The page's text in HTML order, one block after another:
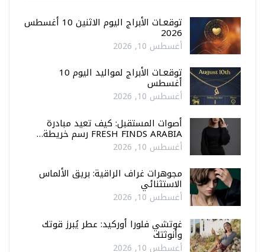
توقعـات الأبراج اليوم الاثنين 10 أغسطس
2026
أغسطس 10, 2026
توقعـات الأبراج لمواليد اليوم 10
أغسطس
أغسطس 10, 2026
أصوات المستقبل: كيف تعيد مبادرة
FRESH FINDS ARABIA رسم خريطة…
أغسطس 10, 2026
مجوهرات غراف الراقية: بريق الألماس
الاستثنائي
أغسطس 10, 2026
غوتشي فلورا أوركيد: عطر يُبرز قوتك
وأنوثتك
أغسطس 10, 2026